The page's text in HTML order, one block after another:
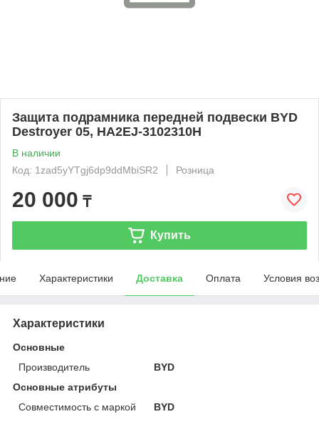
Защита подрамника передней подвески BYD
Destroyer 05, HA2EJ-3102310H
В наличии
Код: 1zad5yYTgj6dp9ddMbiSR2
Розница
20 000 ₸
Купить
Характеристики Доставка Оплата Условия
Характеристики
Основные
Производитель
BYD
Основные атрибуты
Совместимость с маркой
BYD